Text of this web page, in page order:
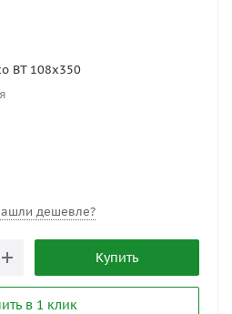
BT 108x350
дешевле?
Купить
в 1 клик